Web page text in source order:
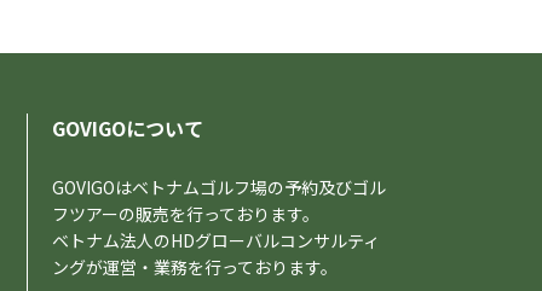
GOVIGOについて
GOVIGOはベトナムゴルフ場の予約及びゴル
フツアーの販売を行っております。
ベトナム法人のHDグローバルコンサルティ
ングが運営・業務を行っております。